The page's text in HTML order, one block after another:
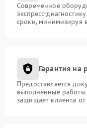
Современное
экспресс-
сроки, минимизируя
Гарантия на
Предоставляется
выполненные работы
защищает клиента